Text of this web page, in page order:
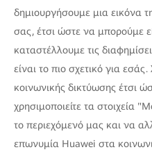
δημιουργήσουμε μια εικόνα
σας, έτσι ώστε να μπορούμε
καταστέλλουμε τις
είναι το πιο σχετικό για
κοινωνικής δικτύωσης έτσι
χρησιμοποιείτε τα στοιχεία
το περιεχόμενό μας και να
επωνυμία Huawei στα